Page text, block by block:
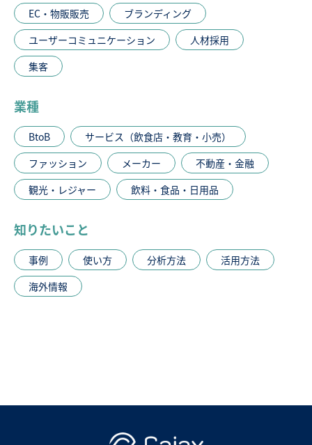
EC・物販販売
ブランディング
ユーザーコミュニケーション
人材採用
集客
業種
BtoB
サービス（飲食店・教育・小売）
ファッション
メーカー
不動産・金融
観光・レジャー
飲料・食品・日用品
知りたいこと
事例 使い方 分析方法
活用方法
海外情報